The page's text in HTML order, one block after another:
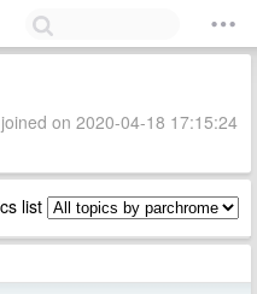
on 2020-04-18 17:15:24
list